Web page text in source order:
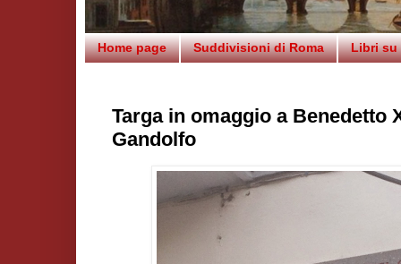
Home page Suddivisioni di Roma Libri su
Targa in omaggio a Benedetto
Gandolfo